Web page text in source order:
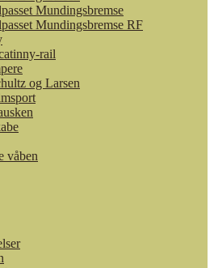
Mundingsbremse
Mundingsbremse RF
rail
og Larsen
våben